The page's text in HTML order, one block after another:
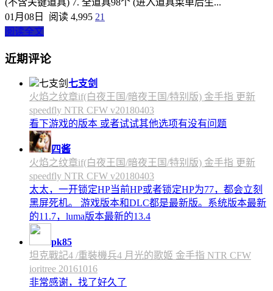
01月08日
阅读 4,995 21
阅读全文
近期评论
七支剑
火焰之纹章if(白夜王国/暗夜王国/特别版) 金手指 更新
speedfly NTR CFW v20180403
看下游戏的版本 或者试试其他选项有没有问题
四酱
火焰之纹章if(白夜王国/暗夜王国/特别版) 金手指 更新
speedfly NTR CFW v20180403
太太，一开锁定HP当前HP或者锁定HP为77，都会立刻
黑屏死机。 游戏版本和DLC都是最新版。系统版本最新
的11.7，luma版本最新的13.4
pk85
坦克戰記4 /重裝機兵4 月光的歌姬 金手指 NTR CFW
ioritree 20161016
非常感谢，找了好久了